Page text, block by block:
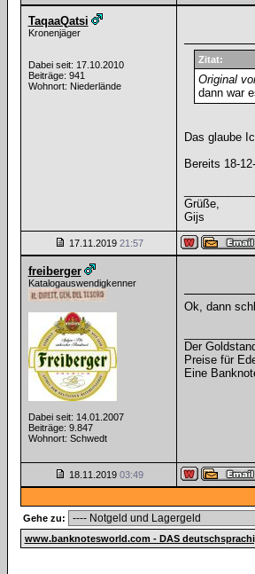
TaqaaQatsi
Kronenjäger
Dabei seit: 17.10.2010
Beiträge: 941
Wohnort: Niederlände
Zitat:
Original
dann war
Das glaube
Bereits 18-
Grüße,
Gijs
17.11.2019 21:57
freiberger
Katalogauswendigkenner
Dabei seit: 14.01.2007
Beiträge: 9.847
Wohnort: Schwedt
Ok, dann
Der
Preise für
Eine
18.11.2019 03:49
Gehe zu:
www.banknotesworld.com - DAS